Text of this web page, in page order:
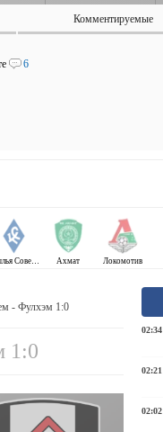
Комментируемые
6
Крылья Советов Ахмат Локомотив
- Фулхэм 1:0
1:0
02:34
02:21
02:02